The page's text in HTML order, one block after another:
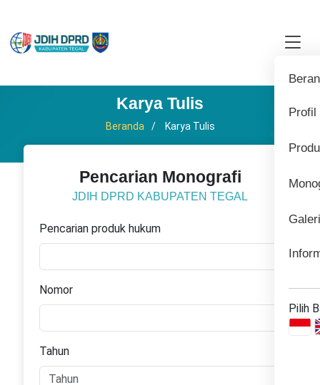
Profil
Galeri
Pilih
Karya Tulis
Beranda Karya Tulis
Pencarian Monografi
JDIH DPRD KABUPATEN TEGAL
Pencarian produk hukum
Nomor
Tahun